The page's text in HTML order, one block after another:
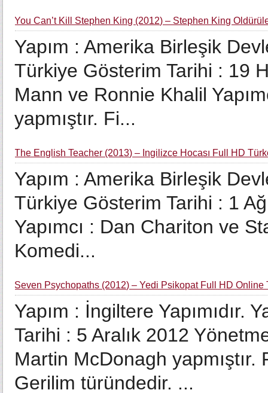
You Can’t Kill Stephen King (2012) – Stephen King
Yapım : Amerika Birleşik
Türkiye Gösterim Tarihi : 19
Mann ve Ronnie Khalil
yapmıştır. Fi...
The English Teacher (2013) – İngilizce Hocası Full HD
Yapım : Amerika Birleşik
Türkiye Gösterim Tarihi : 1
Yapımcı : Dan Chariton ve
Komedi...
Seven Psychopaths (2012) – Yedi Psikopat Full HD
Yapım : İngiltere Yapımıdır.
Tarihi : 5 Aralık 2012
Martin McDonagh
Gerilim türündedir. ...